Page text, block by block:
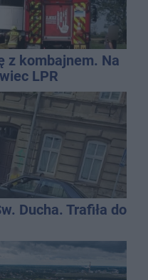
z kombajnem. Na
LPR
Ducha. Trafiła do